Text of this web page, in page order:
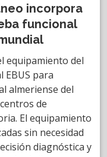
incorpora
funcional
equipamiento del
EBUS para
almeriense del
de
El equipamiento
sin necesidad
diagnóstica y